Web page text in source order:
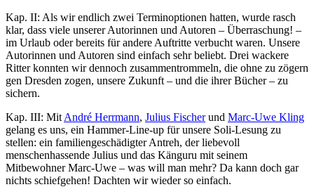
Kap. II: Als wir endlich zwei Terminoptionen hatten, wurde rasch
klar, dass viele unserer Autorinnen und Autoren – Überraschung! –
im Urlaub oder bereits für andere Auftritte verbucht waren. Unsere
Autorinnen und Autoren sind einfach sehr beliebt. Drei wackere
Ritter konnten wir dennoch zusammentrommeln, die ohne zu zögern
gen Dresden zogen, unsere Zukunft – und die ihrer Bücher – zu
sichern.
Kap. III: Mit André Herrmann, Julius Fischerund Marc-Uwe Kling
gelang es uns, ein Hammer-Line-up für unsere Soli-Lesung zu
stellen: ein familiengeschädigter Antreh, der liebevoll
menschenhassende Julius und das Känguru mit seinem
Mitbewohner Marc-Uwe – was will man mehr? Da kann doch gar
nichts schiefgehen! Dachten wir wieder so einfach.